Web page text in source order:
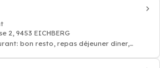
2, 9453 EICHBERG
bon resto, repas déjeuner dîner,